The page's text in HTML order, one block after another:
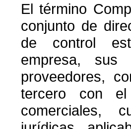
El término
conjunto de
de control
empresa, sus
proveedores,
tercero con el
comerciales,